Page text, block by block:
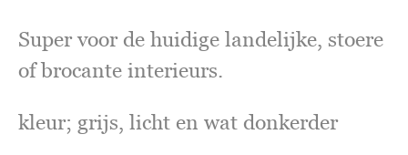
Super voor de huidige landelijke, stoere
of brocante interieurs.
kleur; grijs, licht en wat donkerder